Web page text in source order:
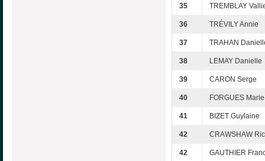
35 TREMBLAY
36 TRÉVILY Annie
37 TRAHAN
38 LEMAY Danielle
39 CARON Serge
40 FORGUES
41 BIZET Guylaine
42 CRAWSHAW
42 GAUTHIER